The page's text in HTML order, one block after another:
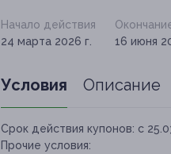
Начало действия
24 марта 2026 г.
16 июня
Условия Описание
Срок действия купонов: с
Прочие условия: